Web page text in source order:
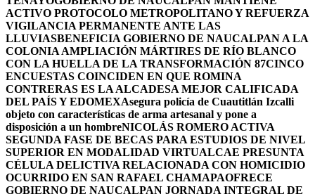
ACTIVO PROTOCOLO METROPOLITANO Y REFUERZA
VIGILANCIA PERMANENTE ANTE LAS
LLUVIASBENEFICIA GOBIERNO DE NAUCALPAN A LA
COLONIA AMPLIACIÓN MÁRTIRES DE RÍO BLANCO
CON LA HUELLA DE LA TRANSFORMACIÓN 87CINCO
ENCUESTAS COINCIDEN EN QUE ROMINA
CONTRERAS ES LA ALCADESA MEJOR CALIFICADA
DEL PAÍS Y EDOMEXAsegura policía de Cuautitlán Izcalli
objeto con características de arma artesanal y pone a
disposición a un hombreNICOLÁS ROMERO ACTIVA
SEGUNDA FASE DE BECAS PARA ESTUDIOS DE NIVEL
SUPERIOR EN MODALIDAD VIRTUALCAE PRESUNTA
CÉLULA DELICTIVA RELACIONADA CON HOMICIDIO
OCURRIDO EN SAN RAFAEL CHAMAPAOFRECE
GOBIERNO DE NAUCALPAN JORNADA INTEGRAL DE